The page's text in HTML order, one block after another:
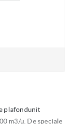
plafondunit
m3/u. De speciale